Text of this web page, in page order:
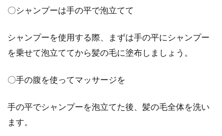
かったとして...
頭皮が動くとハゲないって本当！？
によっては驚くほど動く人もいれば、まったく
〇シャンプーは手の平で泡立てて
シャンプーを使用する際、まずは手の平にシャンプー
を乗せて泡立ててから髪の毛に塗布しましょう。
〇手の腹を使ってマッサージを
手の平でシャンプーを泡立てた後、髪の毛全体を洗い
ます。